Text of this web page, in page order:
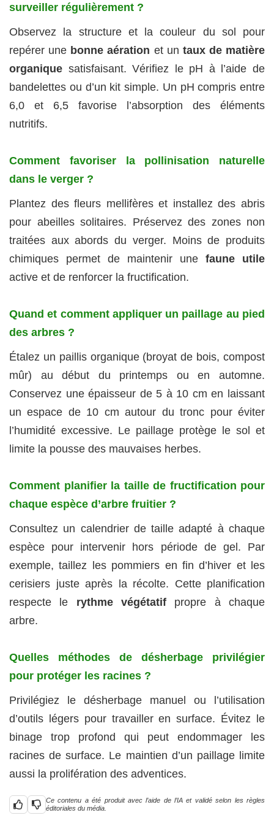
surveiller régulièrement ?
Observez la structure et la couleur du sol pour
repérer une bonne aération et un taux de matière
organique satisfaisant. Vérifiez le pH à l’aide de
bandelettes ou d’un kit simple. Un pH compris entre
6,0 et 6,5 favorise l’absorption des éléments
nutritifs.
Comment favoriser la pollinisation naturelle
dans le verger ?
Plantez des fleurs mellifères et installez des abris
pour abeilles solitaires. Préservez des zones non
traitées aux abords du verger. Moins de produits
chimiques permet de maintenir une faune utile
active et de renforcer la fructification.
Quand et comment appliquer un paillage au pied
des arbres ?
Étalez un paillis organique (broyat de bois, compost
mûr) au début du printemps ou en automne.
Conservez une épaisseur de 5 à 10 cm en laissant
un espace de 10 cm autour du tronc pour éviter
l’humidité excessive. Le paillage protège le sol et
limite la pousse des mauvaises herbes.
Comment planifier la taille de fructification pour
chaque espèce d’arbre fruitier ?
Consultez un calendrier de taille adapté à chaque
espèce pour intervenir hors période de gel. Par
exemple, taillez les pommiers en fin d’hiver et les
cerisiers juste après la récolte. Cette planification
respecte le rythme végétatif propre à chaque
arbre.
Quelles méthodes de désherbage privilégier
pour protéger les racines ?
Privilégiez le désherbage manuel ou l’utilisation
d’outils légers pour travailler en surface. Évitez le
binage trop profond qui peut endommager les
racines de surface. Le maintien d’un paillage limite
aussi la prolifération des adventices.
Ce contenu a été produit avec l’aide de l’IA et validé selon les règles
éditoriales du média.